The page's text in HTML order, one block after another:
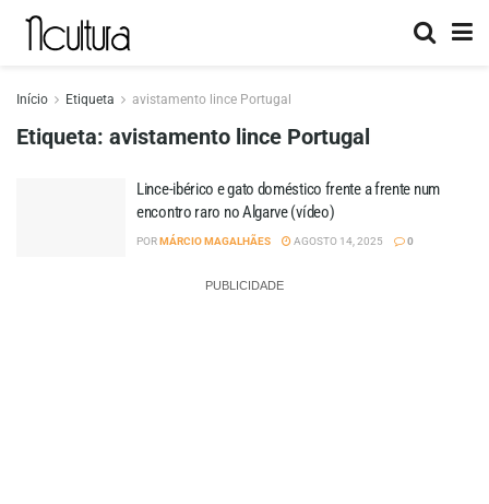
Início Etiqueta avistamento lince Portugal
Etiqueta: avistamento lince Portugal
Lince-ibérico e gato doméstico frente a frente num
encontro raro no Algarve (vídeo)
PORMÁRCIO MAGALHÃES AGOSTO 14, 2025 0
PUBLICIDADE